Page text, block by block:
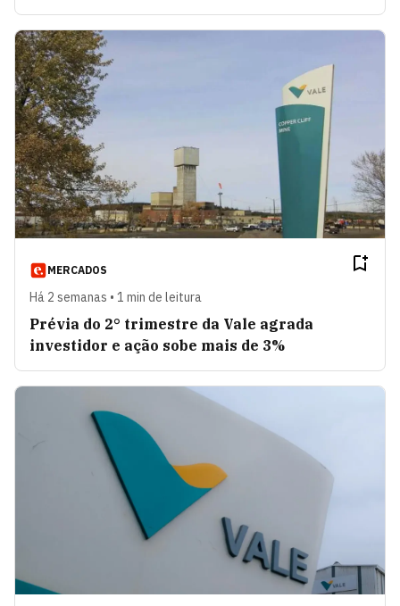
MERCADOS
Há 2 semanas • 1 min de leitura
Prévia do 2° trimestre da Vale agrada
investidor e ação sobe mais de 3%